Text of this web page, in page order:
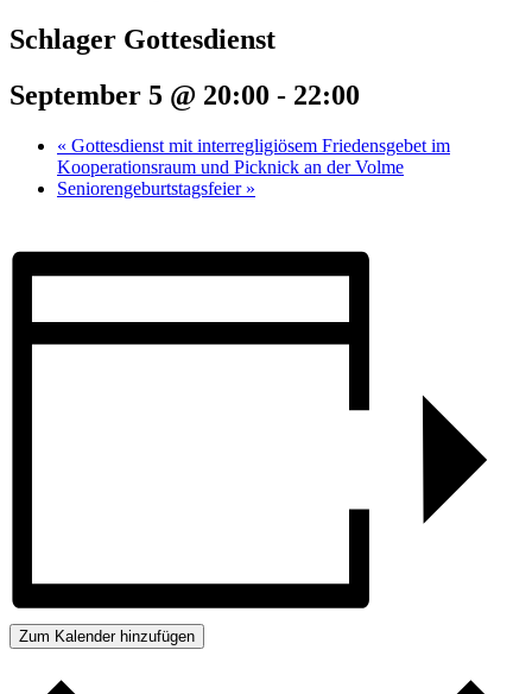
Schlager Gottesdienst
September 5 @ 20:00 - 22:00
« Gottesdienst mit interregligiösem Friedensgebet im
Kooperationsraum und Picknick an der Volme
Seniorengeburtstagsfeier »
Zum Kalender hinzufügen